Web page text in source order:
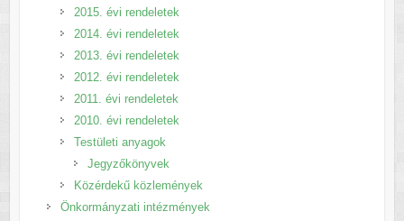
2015. évi rendeletek
2014. évi rendeletek
2013. évi rendeletek
2012. évi rendeletek
2011. évi rendeletek
2010. évi rendeletek
Testületi anyagok
Jegyzőkönyvek
Közérdekű közlemények
Önkormányzati intézmények